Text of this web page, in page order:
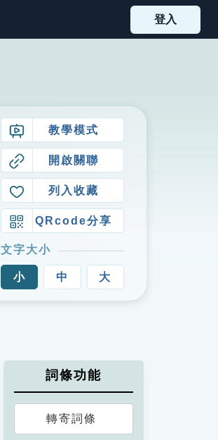
登入
教學模式
開啟關聯
列入收藏
QRcode分享
文字大小
小 中 大
詞條功能
轉寄詞條